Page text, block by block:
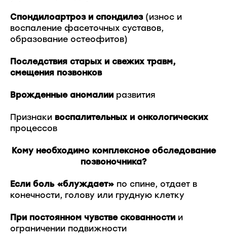
Спондилоартроз и спондилез(износ и
воспаление фасеточных суставов,
образование остеофитов)
Последствия старых и свежих травм,
смещения позвонков
Врожденные аномалии развития
Признаки воспалительных и онкологических
процессов
Кому необходимо комплексное обследование
позвоночника?
Если боль «блуждает» по спине, отдает в
конечности, голову или грудную клетку
При постоянном чувстве скованности и
ограничении подвижности